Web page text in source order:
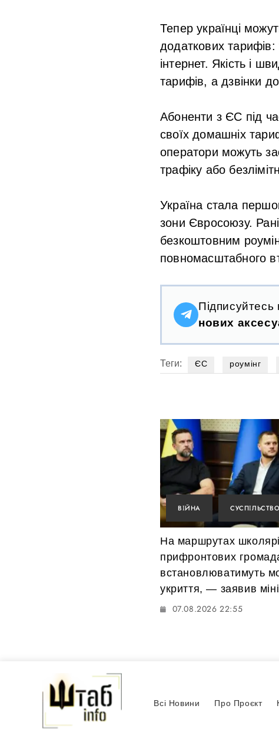
Тепер українці
додаткових
інтернет. Якість і
тарифів, а дзвінки
Абоненти з ЄС під
своїх домашніх
оператори можуть
трафіку або
Україна стала
зони Євросоюзу.
безкоштовним
повномасштабного
нових
Теги: ЄС роумінг
ВІЙНА СУСПІЛЬСТВО
На маршрутах
прифронтових
встановлюватимуть
укриття, — заявив
07.08.2026 22:55
Всі Новини Про Проєкт